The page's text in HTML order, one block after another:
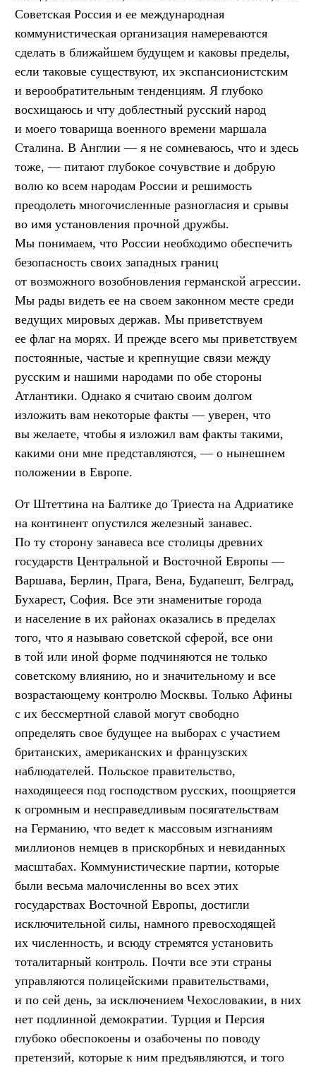
Советская Россия и ее международная
коммунистическая организация намереваются
сделать в ближайшем будущем и каковы пределы,
если таковые существуют, их экспансионистским
и верообратительным тенденциям. Я глубоко
восхищаюсь и чту доблестный русский народ
и моего товарища военного времени маршала
Сталина. В Англии — я не сомневаюсь, что и здесь
тоже, — питают глубокое сочувствие и добрую
волю ко всем народам России и решимость
преодолеть многочисленные разногласия и срывы
во имя установления прочной дружбы.
Мы понимаем, что России необходимо обеспечить
безопасность своих западных границ
от возможного возобновления германской агрессии.
Мы рады видеть ее на своем законном месте среди
ведущих мировых держав. Мы приветствуем
ее флаг на морях. И прежде всего мы приветствуем
постоянные, частые и крепнущие связи между
русским и нашими народами по обе стороны
Атлантики. Однако я считаю своим долгом
изложить вам некоторые факты — уверен, что
вы желаете, чтобы я изложил вам факты такими,
какими они мне представляются, — о нынешнем
положении в Европе.
От Штеттина на Балтике до Триеста на Адриатике
на континент опустился железный занавес.
По ту сторону занавеса все столицы древних
государств Центральной и Восточной Европы —
Варшава, Берлин, Прага, Вена, Будапешт, Белград,
Бухарест, София. Все эти знаменитые города
и население в их районах оказались в пределах
того, что я называю советской сферой, все они
в той или иной форме подчиняются не только
советскому влиянию, но и значительному и все
возрастающему контролю Москвы. Только Афины
с их бессмертной славой могут свободно
определять свое будущее на выборах с участием
британских, американских и французских
наблюдателей. Польское правительство,
находящееся под господством русских, поощряется
к огромным и несправедливым посягательствам
на Германию, что ведет к массовым изгнаниям
миллионов немцев в прискорбных и невиданных
масштабах. Коммунистические партии, которые
были весьма малочисленны во всех этих
государствах Восточной Европы, достигли
исключительной силы, намного превосходящей
их численность, и всюду стремятся установить
тоталитарный контроль. Почти все эти страны
управляются полицейскими правительствами,
и по сей день, за исключением Чехословакии, в них
нет подлинной демократии. Турция и Персия
глубоко обеспокоены и озабочены по поводу
претензий, которые к ним предъявляются, и того